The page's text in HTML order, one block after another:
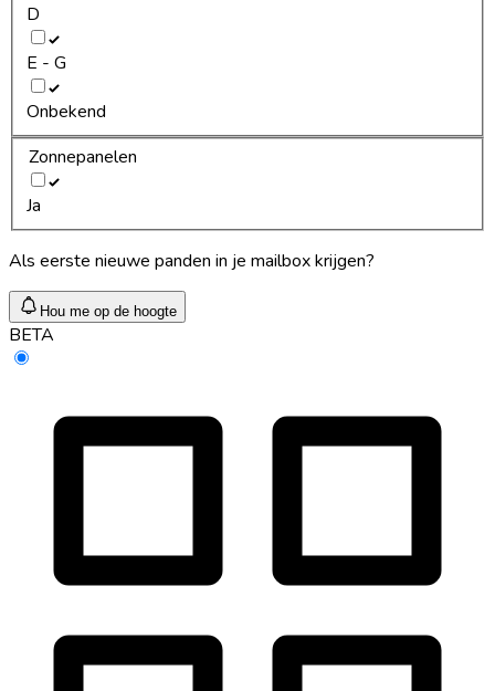
D
E - G
Onbekend
Zonnepanelen
Ja
Als eerste nieuwe panden in je mailbox krijgen?
Hou me op de hoogte
BETA